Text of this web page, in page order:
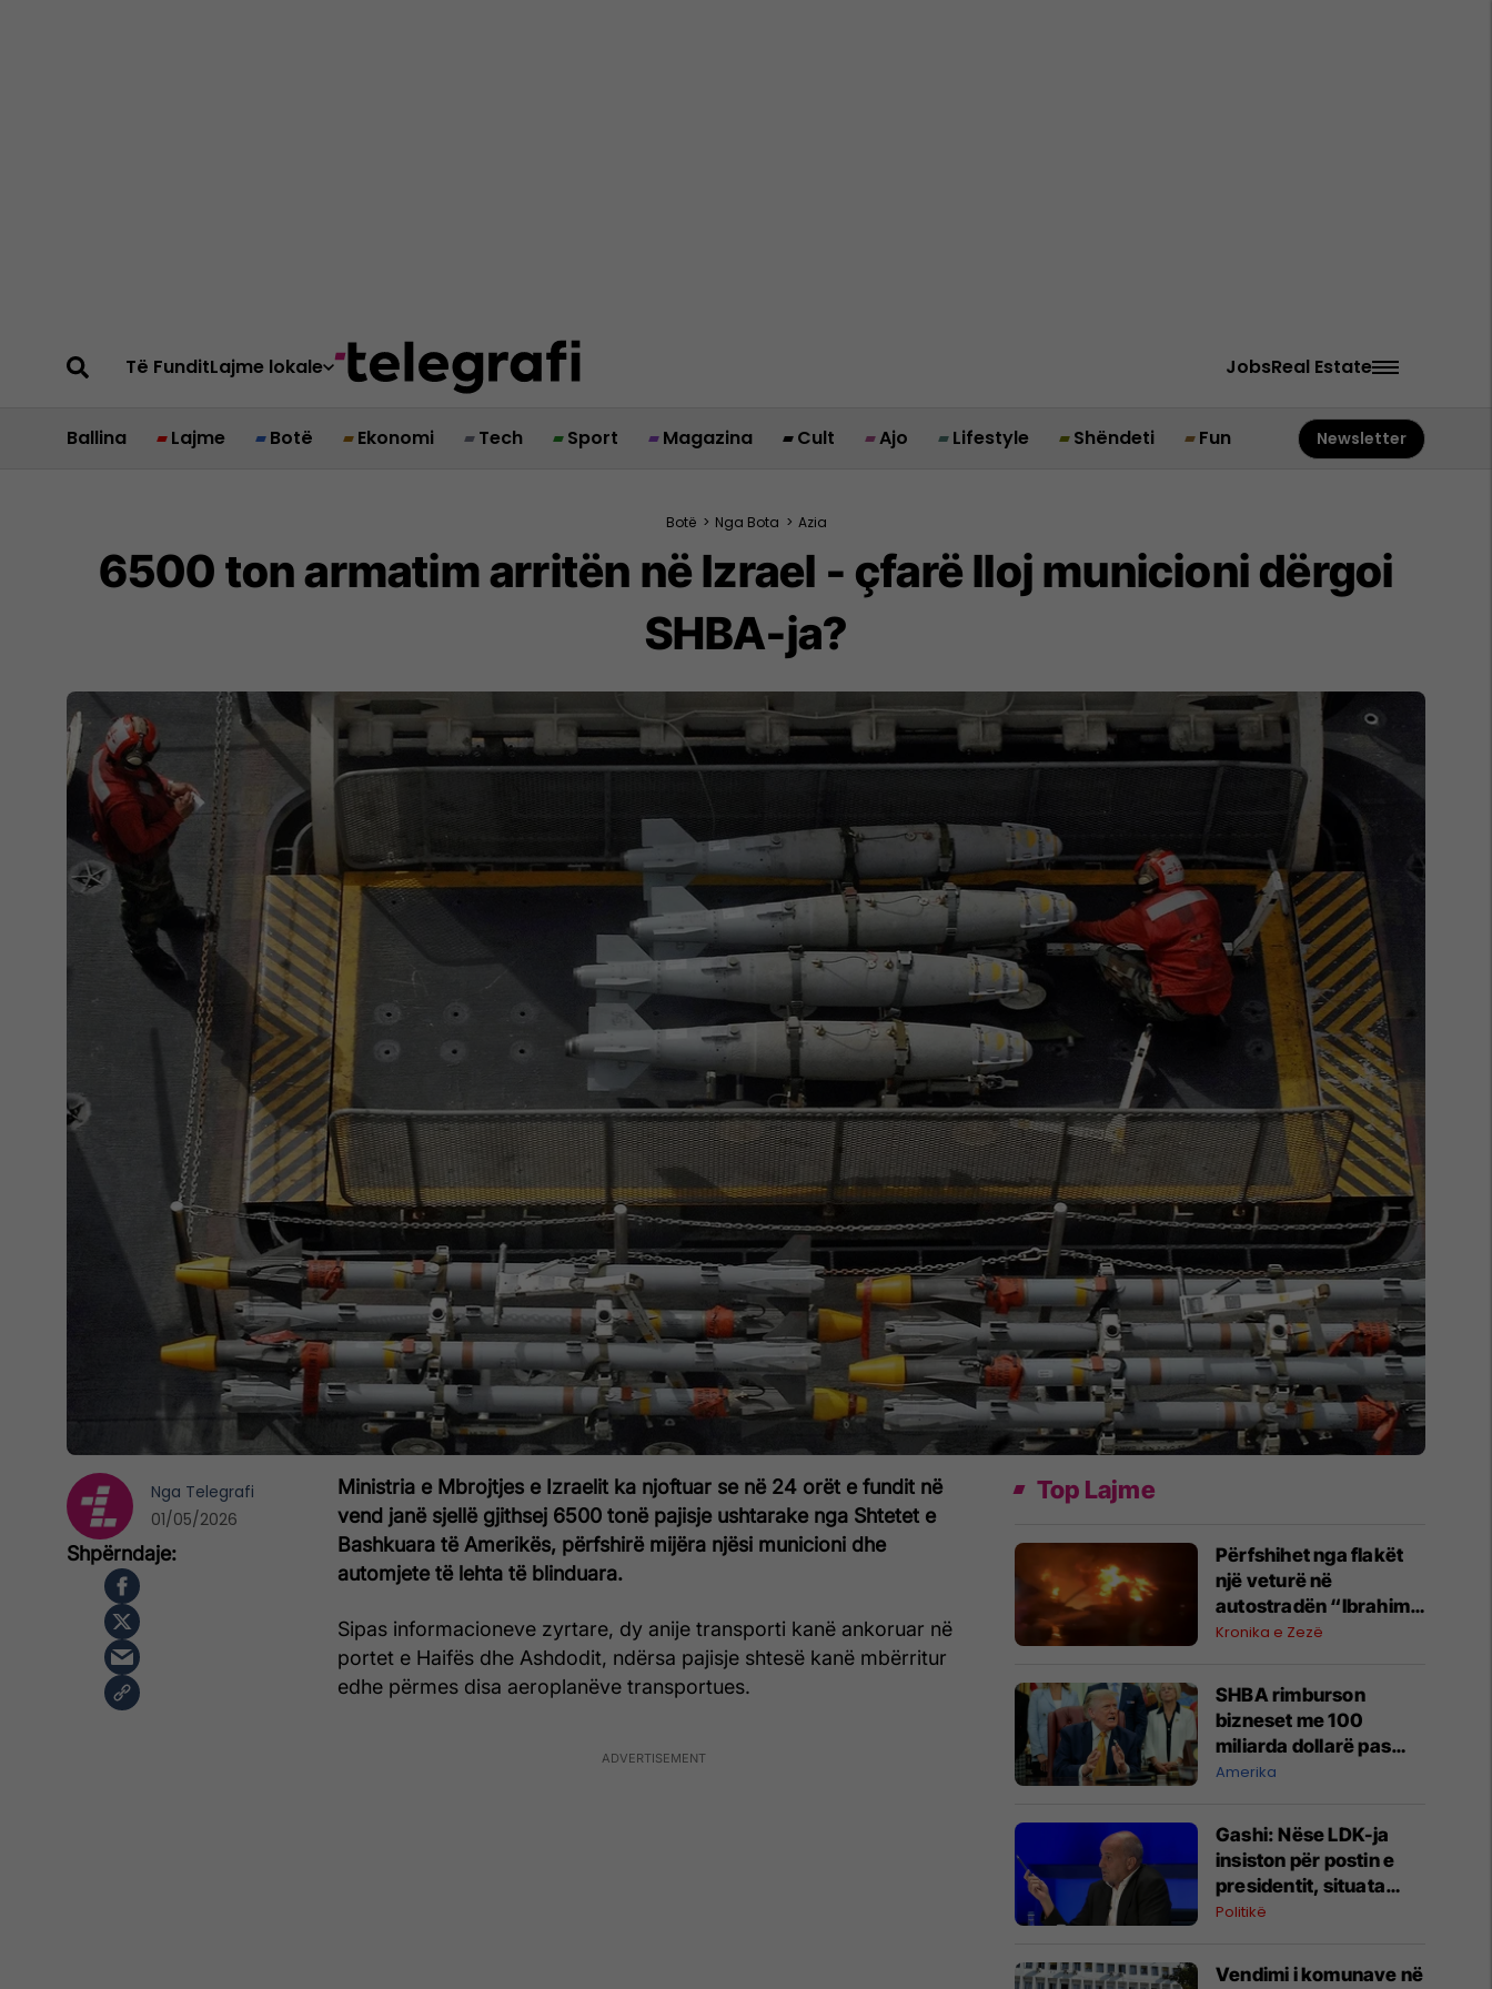
Të FunditLajme lokale JobsReal Estate
Ballina Lajme Botë Ekonomi Tech Sport Magazina Cult Ajo Lifestyle Shëndeti Fun Newsletter
Botë > Nga Bota > Azia
6500 ton armatim arritën në Izrael - çfarë lloj municioni dërgoi
SHBA-ja?
Ministria e Mbrojtjes e Izraelit ka njoftuar se në 24 orët e fundit në
vend janë sjellë gjithsej 6500 tonë pajisje ushtarake nga Shtetet e
Bashkuara të Amerikës, përfshirë mijëra njësi municioni dhe
automjete të lehta të blinduara.
Sipas informacioneve zyrtare, dy anije transporti kanë ankoruar në
portet e Haifës dhe Ashdodit, ndërsa pajisje shtesë kanë mbërritur
edhe përmes disa aeroplanëve transportues.
Nga Telegrafi
01/05/2026
Top Lajme
Përfshihet nga flakët
një veturë në
autostradën “Ibrahim
Rugova”
Kronika e Zezë
SHBA rimburson
bizneset me 100
miliarda dollarë pas
anulimit të tarifave të
Amerika
Gashi: Nëse LDK-ja
insiston për postin e
presidentit, situata
komplikohet - pres që
Politikë
Vendimi i komunave në